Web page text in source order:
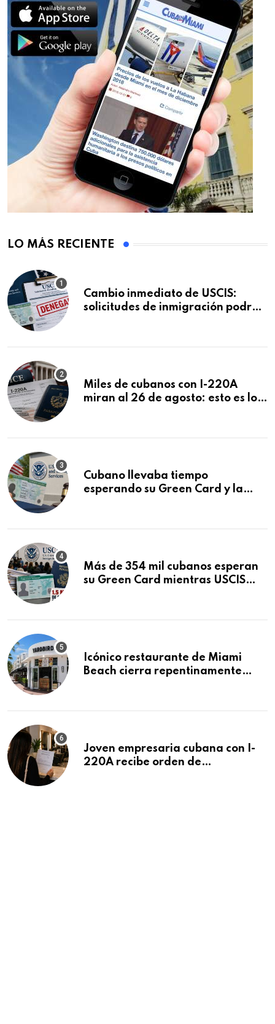
LO MÁS RECIENTE
Cambio inmediato de USCIS:
solicitudes de inmigración podrán
Miles de cubanos con I-220A
miran al 26 de agosto: esto es lo
Cubano llevaba tiempo
esperando su Green Card y la
Más de 354 mil cubanos esperan
su Green Card mientras USCIS
Icónico restaurante de Miami
Beach cierra repentinamente
Joven empresaria cubana con I-
220A recibe orden de